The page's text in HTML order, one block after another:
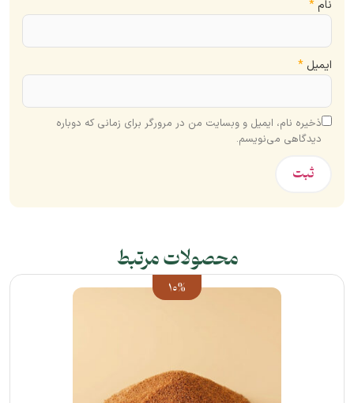
نام *
ایمیل *
ذخیره نام، ایمیل و وبسایت من در مرورگر برای زمانی که دوباره
دیدگاهی می‌نویسم.
محصولات مرتبط
10%